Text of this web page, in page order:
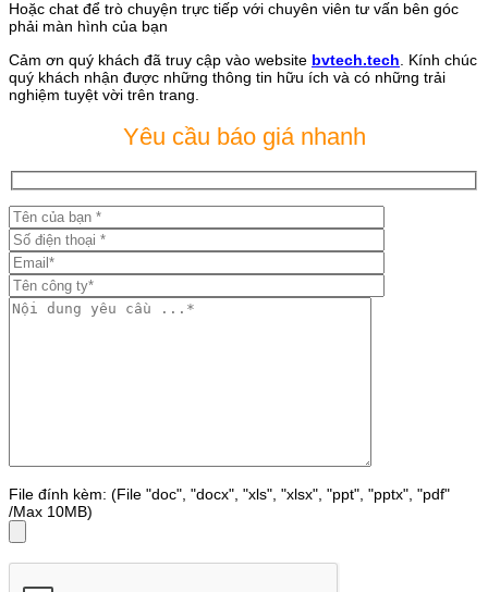
Hoặc chat để trò chuyện trực tiếp với chuyên viên tư vấn bên góc
phải màn hình của bạn
Cảm ơn quý khách đã truy cập vào website bvtech.tech . Kính chúc
quý khách nhận được những thông tin hữu ích và có những trải
nghiệm tuyệt vời trên trang.
Yêu cầu báo giá nhanh
File đính kèm: (File "doc", "docx", "xls", "xlsx", "ppt", "pptx", "pdf"
/Max 10MB)